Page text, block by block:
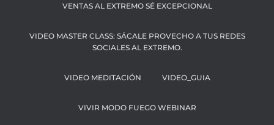
VENTAS AL EXTREMO SÉ EXCEPCIONAL
VIDEO MASTER CLASS: SÁCALE PROVECHO A TUS REDES
SOCIALES AL EXTREMO.
VIDEO MEDITACIÓN VIDEO_GUIA
VIVIR MODO FUEGO WEBINAR